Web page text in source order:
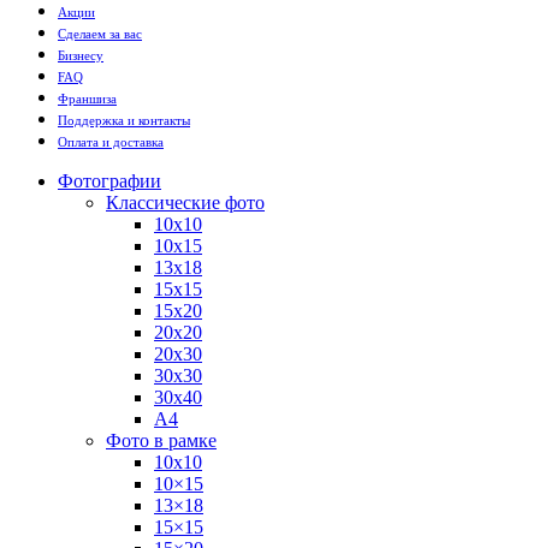
Акции
Сделаем за вас
Бизнесу
FAQ
Франшиза
Поддержка и контакты
Оплата и доставка
Фотографии
Классические фото
10х10
10х15
13х18
15х15
15х20
20х20
20х30
30х30
30х40
А4
Фото в рамке
10х10
10×15
13×18
15×15